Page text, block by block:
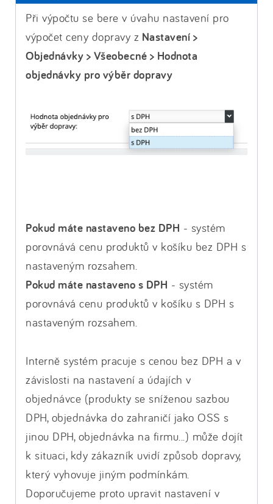
Při výpočtu se bere v úvahu nastavení pro
výpočet ceny dopravy z Nastavení >
Objednávky > Všeobecné > Hodnota
objednávky pro výběr dopravy
Pokud máte nastaveno bez DPH - systém
porovnává cenu produktů v košíku bez DPH s
nastaveným rozsahem.
Pokud máte nastaveno s DPH - systém
porovnává cenu produktů v košíku s DPH s
nastaveným rozsahem.
Interně systém pracuje s cenou bez DPH a v
závislosti na nastavení a údajích v
objednávce (produkty se sníženou sazbou
DPH, objednávka do zahraničí jako OSS s
jinou DPH, objednávka na firmu...) může dojít
k situaci, kdy zákazník uvidí způsob dopravy,
který vyhovuje jiným podmínkám.
Doporučujeme proto upravit nastavení v